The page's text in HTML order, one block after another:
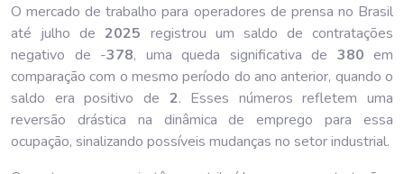
O mercado de trabalho para operadores de prensa no Brasil
até julho de2025 registrou um saldo de contratações
negativo de -378, uma queda significativa de 380 em
comparação com o mesmo período do ano anterior, quando o
saldo era positivo de 2. Esses números refletem uma
reversão drástica na dinâmica de emprego para essa
ocupação, sinalizando possíveis mudanças no setor industrial.